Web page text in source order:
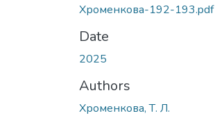
Хроменкова-192-193.pdf
Date
2025
Authors
Хроменкова, Т. Л.